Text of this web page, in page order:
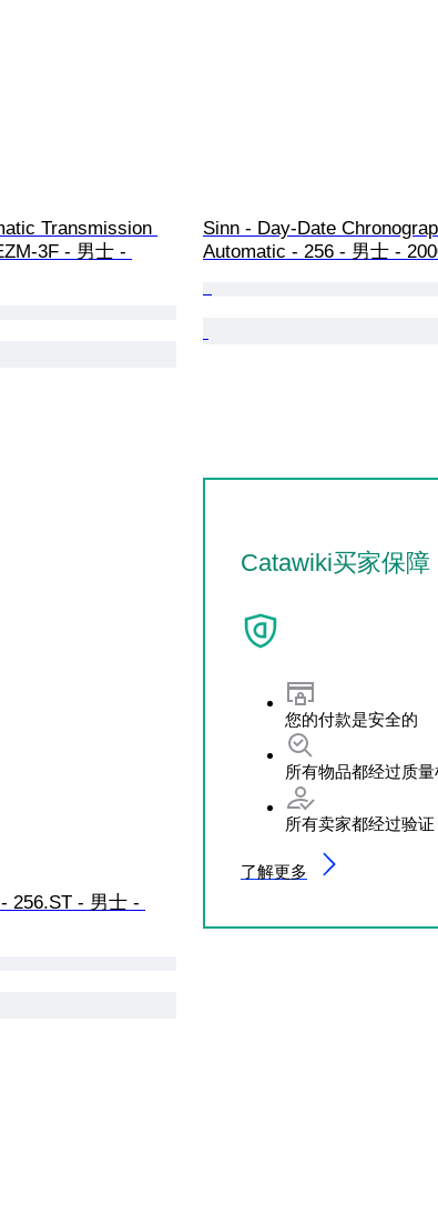
Transmission
3F - 男士 -
Sinn - Day-Date
Automatic - 256 - 男士 -
256.ST - 男士 -
Catawiki买家保障
您的付款是安全的
所有物品都经过质
所有卖家都经过验证
了解更多